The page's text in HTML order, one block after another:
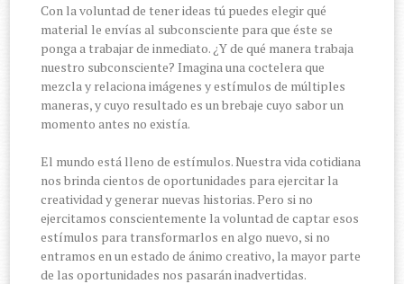
Con la voluntad de tener ideas tú puedes elegir qué
material le envías al subconsciente para que éste se
ponga a trabajar de inmediato. ¿Y de qué manera trabaja
nuestro subconsciente? Imagina una coctelera que
mezcla y relaciona imágenes y estímulos de múltiples
maneras, y cuyo resultado es un brebaje cuyo sabor un
momento antes no existía.
El mundo está lleno de estímulos. Nuestra vida cotidiana
nos brinda cientos de oportunidades para ejercitar la
creatividad y generar nuevas historias. Pero si no
ejercitamos conscientemente la voluntad de captar esos
estímulos para transformarlos en algo nuevo, si no
entramos en un estado de ánimo creativo, la mayor parte
de las oportunidades nos pasarán inadvertidas.